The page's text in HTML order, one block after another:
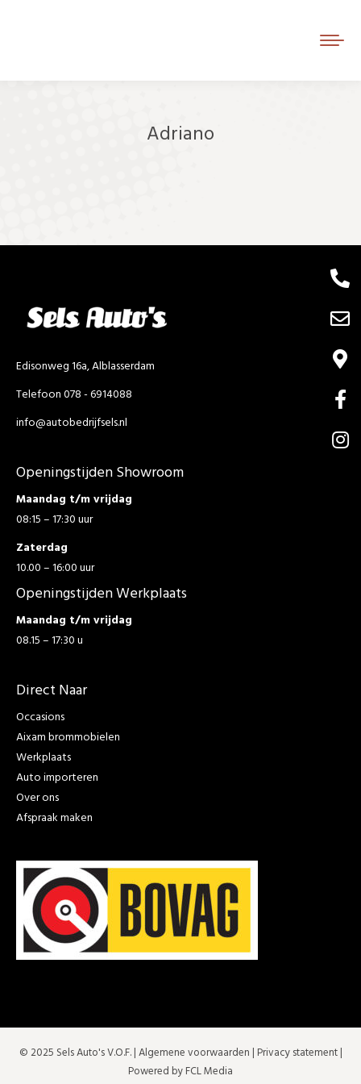
Adriano
Edisonweg 16a, Alblasserdam
Telefoon 078 - 6914088
info@autobedrijfsels.nl
Openingstijden Showroom
Maandag t/m vrijdag
08:15 – 17:30 uur
Zaterdag
10.00 – 16:00 uur
Openingstijden Werkplaats
Maandag t/m vrijdag
08.15 – 17:30 u
Direct Naar
Occasions
Aixam brommobielen
Werkplaats
Auto importeren
Over ons
Afspraak maken
© 2025 Sels Auto's V.O.F. |Algemene voorwaarden | Privacy statement|
Powered by FCL Media